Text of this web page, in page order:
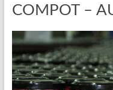
COMPOT –